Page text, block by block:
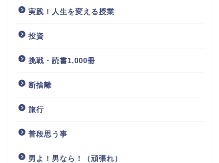
実践！人生を変える授業
投資
挑戦・読書1,000冊
断捨離
旅行
普段思う事
男よ！男なら！（頑張れ）